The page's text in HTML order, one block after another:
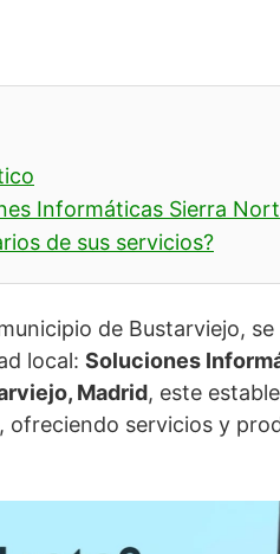
Informáticas Sierra
de sus servicios?
de Bustarviejo,
local: Soluciones
Madrid, este
, ofreciendo servicios y